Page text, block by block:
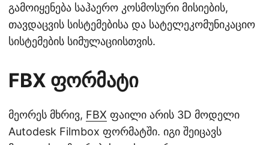
გამოიყენება საჰაერო კოსმოსური მისიების,
თავდაცვის სისტემებისა და სატელეკომუნიკაციო
სისტემების სიმულაციისთვის.
FBX ფორმატი
მეორეს მხრივ, FBX ფაილი არის 3D მოდელი
Autodesk Filmbox ფორმატში. იგი შეიცავს